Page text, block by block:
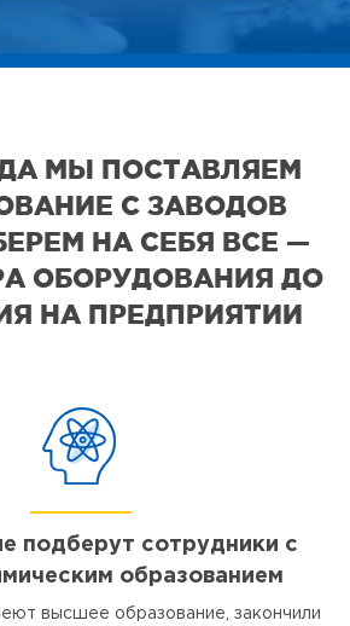
МЫ ПОСТАВЛЯЕМ
С ЗАВОДОВ
НА СЕБЯ ВСЕ —
ОБОРУДОВАНИЯ ДО
НА ПРЕДПРИЯТИИ
подберут сотрудники с
образованием
высшее образование, закончили